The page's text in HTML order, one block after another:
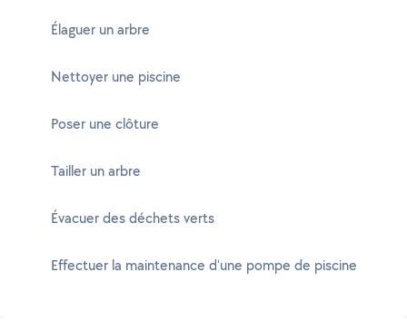
Élaguer un arbre
Nettoyer une piscine
Poser une clôture
Tailler un arbre
Évacuer des déchets verts
Effectuer la maintenance d'une pompe de piscine